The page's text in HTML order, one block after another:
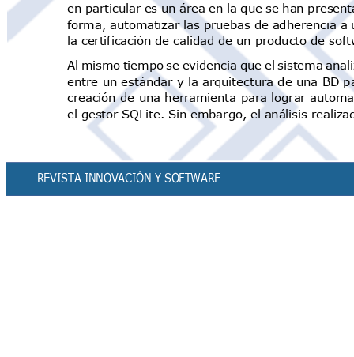
en particular es un área en la que se han
forma, automatizar las pruebas de adherencia
la certificación de calidad de un producto de
Al mismo tiempo se evidencia que el sistema
entre unestándaryla arquitecturadeuna BD
creación de una herramienta para lograr
el gestor SQLite. Sin embargo, el análisis
REVISTA INNOVACIÓN Y SOFTWARE